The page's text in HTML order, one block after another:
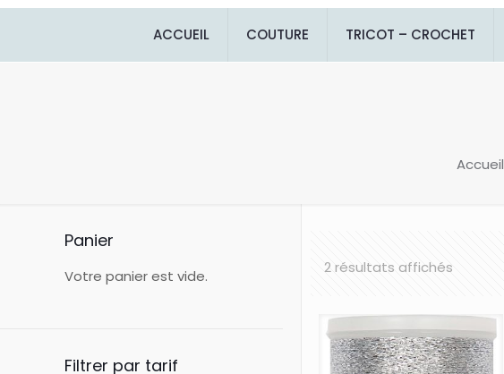
ACCUEIL COUTURE TRICOT – CROCHET
Accueil
2 résultats affichés
Panier
Votre panier est vide.
Filtrer par tarif